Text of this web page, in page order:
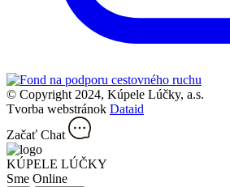
© Copyright 2024, Kúpele Lúčky, a.s.
Tvorba webstránok Dataid
Začať Chat
KÚPELE LÚČKY
Sme Online